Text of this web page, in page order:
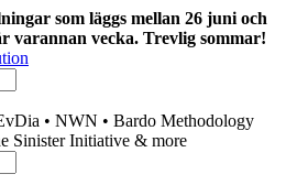
som läggs mellan 26 juni och
varannan vecka. Trevlig sommar!
• NWN • Bardo Methodology
Sinister Initiative & more